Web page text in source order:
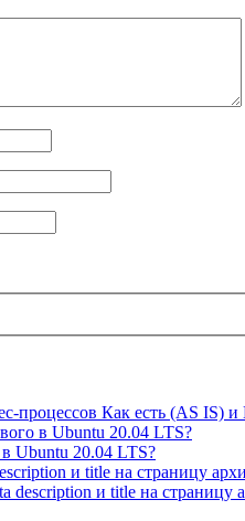
процессов Как есть (AS IS)
в Ubuntu 20.04 LTS?
Ubuntu 20.04 LTS?
и title на страницу
description и title на